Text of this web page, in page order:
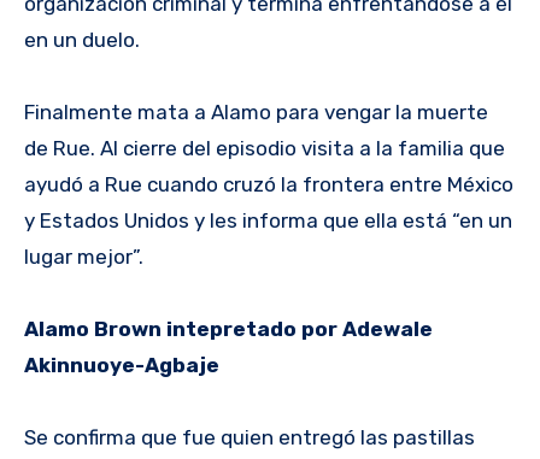
en un duelo.
Finalmente mata a Alamo para vengar la muerte
de Rue. Al cierre del episodio visita a la familia que
ayudó a Rue cuando cruzó la frontera entre México
y Estados Unidos y les informa que ella está “en un
lugar mejor”.
Alamo Brown intepretado por Adewale
Akinnuoye-Agbaje
Se confirma que fue quien entregó las pastillas